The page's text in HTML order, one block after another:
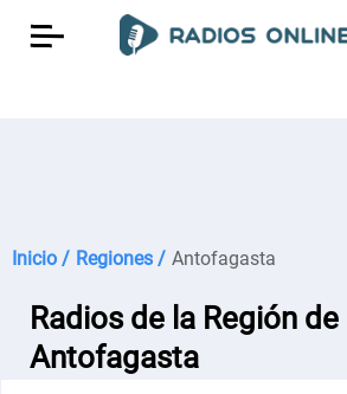
Inicio / Regiones / Antofagasta
Radios de la Región de
Antofagasta